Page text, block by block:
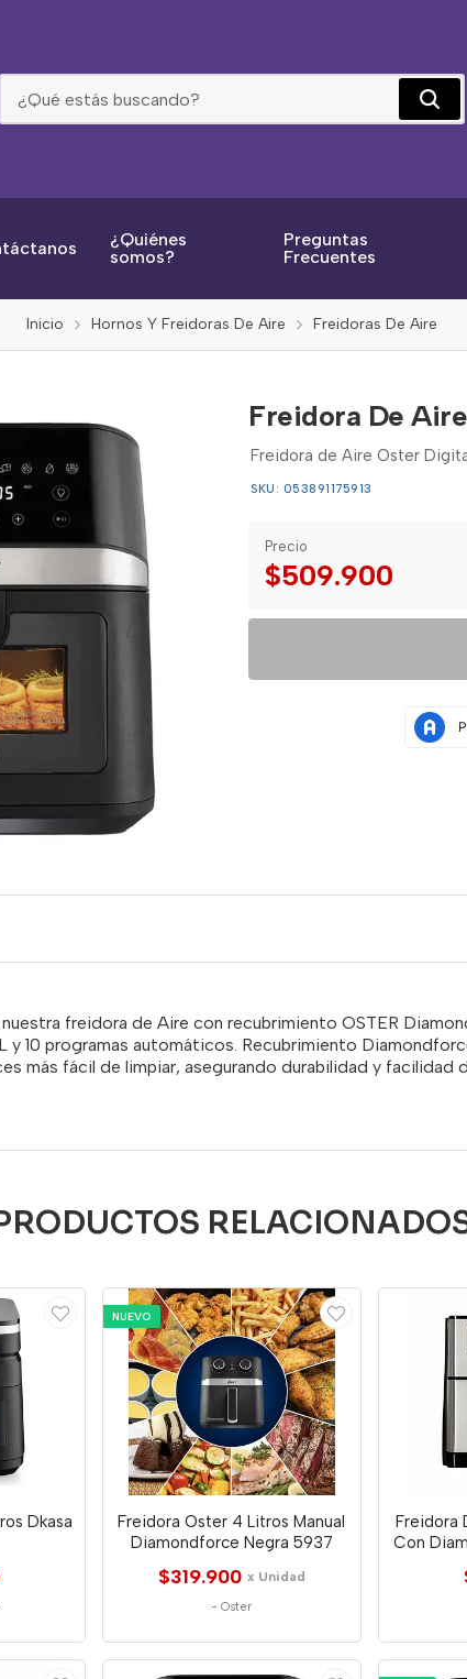
¿Quiénes
somos?
Preguntas
Frecuentes
Inicio Hornos Y Freidoras De Aire Freidoras De Aire
Freidora De
Freidora de Aire Oster
SKU: 053891175913
Precio
$509.900
freidora de Aire con recubrimiento OSTER
10 programas automáticos. Recubrimiento
más fácil de limpiar, asegurando durabilidad y facilidad
Dkasa
NUEVO
Freidora Oster 4 Litros Manual
Diamondforce Negra 5937
$319.900 x Unidad
-Oster
Freidora
Con